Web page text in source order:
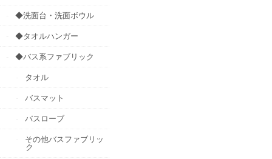
◆洗面台・洗面ボウル
◆タオルハンガー
◆バス系ファブリック
タオル
バスマット
バスローブ
その他バスファブリッ
ク